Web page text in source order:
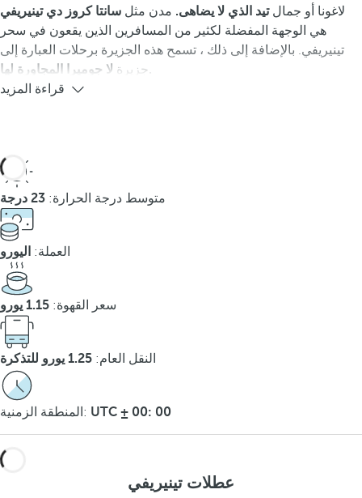
لاغونا أو جمالتيد الذي لا يضاهى. مدن مثل سانتا كروز دي تينيريفي
هي الوجهة المفضلة لكثير من المسافرين الذين يقعون في سحر
تينيريفي. بالإضافة إلى ذلك ، تسمح هذه الجزيرة برحلات العبارة إلى
جزيرة
قراءة المزيد
متوسط درجة الحرارة: 23 درجة
العملة: اليورو
سعر القهوة: 1.15 يورو
النقل العام: 1.25 يورو للتذكرة
المنطقة الزمنية: UTC ± 00: 00
عطلات تينيريفي